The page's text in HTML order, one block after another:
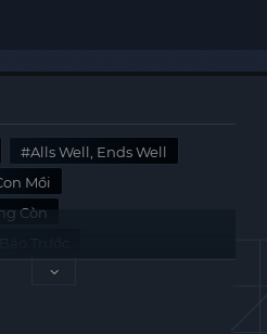
Alls Well, Ends Well
Mồi
Còn
Last Summer